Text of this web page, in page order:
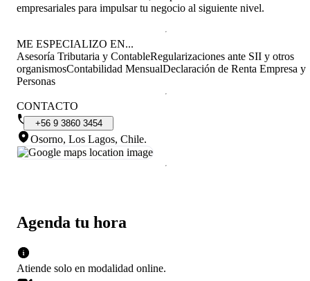
Agenda tu hora
Atiende solo en modalidad online.
empresariales para impulsar tu negocio al siguiente nivel.
ME ESPECIALIZO EN...
Asesoría Tributaria y ContableRegularizaciones ante SII y otros
organismosContabilidad MensualDeclaración de Renta Empresa y
Personas
CONTACTO
+56 9 3860 3454
Osorno, Los Lagos, Chile.